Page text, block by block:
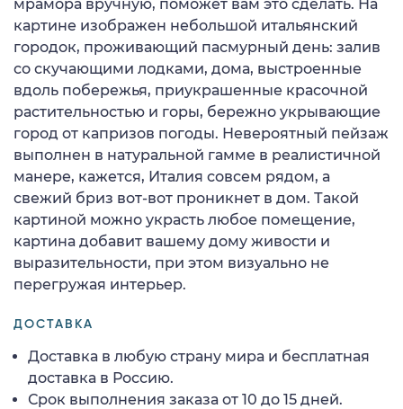
мрамора вручную, поможет вам это сделать. На
картине изображен небольшой итальянский
городок, проживающий пасмурный день: залив
со скучающими лодками, дома, выстроенные
вдоль побережья, приукрашенные красочной
растительностью и горы, бережно укрывающие
город от капризов погоды. Невероятный пейзаж
выполнен в натуральной гамме в реалистичной
манере, кажется, Италия совсем рядом, а
свежий бриз вот-вот проникнет в дом. Такой
картиной можно украсть любое помещение,
картина добавит вашему дому живости и
выразительности, при этом визуально не
перегружая интерьер.
ДОСТАВКА
Доставка в любую страну мира и бесплатная
доставка в Россию.
Срок выполнения заказа от 10 до 15 дней.